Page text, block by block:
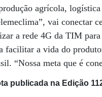
agrícola,
vai conectar
a rede 4G da TIM para
facilitar a vida do
“Nossa meta que é
publicada na Edição